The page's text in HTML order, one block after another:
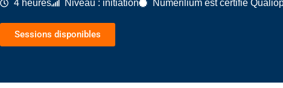
4 heures
Niveau : initiation Numerilium est certifié
Sessions disponibles